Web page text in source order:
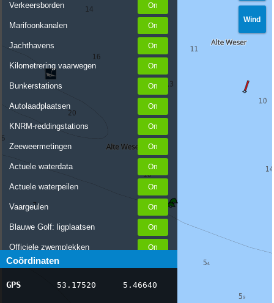
Verkeersborden
Marifoonkanalen
Jachthavens
Kilometrering vaarwegen
Bunkerstations
Autolaadplaatsen
KNRM-reddingstations
Zeeweermetingen
Actuele waterdata
Actuele waterpeilen
Vaargeulen
Blauwe Golf: ligplaatsen
Officiele zwemplekken
Stremmingen/hinder
AIS scheepsposities
Coördinaten
GPS 53.17520 5.46640
Wind